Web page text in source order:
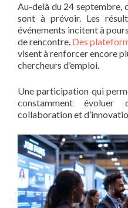
Au-delà du 24 septembre,
sont à prévoir. Les
événements incitent à
de rencontre. Des
visent à renforcer encore
chercheurs d’emploi.
Une participation qui
constamment
collaboration et